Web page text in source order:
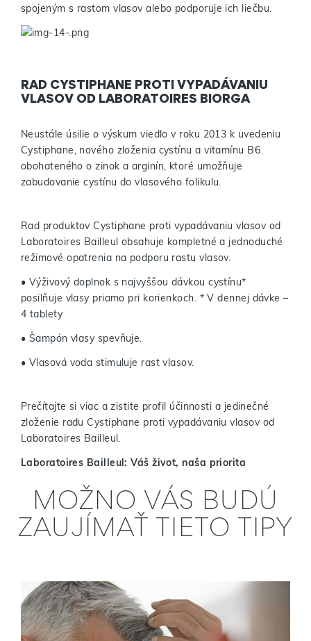
spojeným s rastom vlasov alebo podporuje ich liečbu.
RAD CYSTIPHANE PROTI VYPADÁVANIU
VLASOV OD LABORATOIRES BIORGA
Neustále úsilie o výskum viedlo v roku 2013 k uvedeniu
Cystiphane, nového zloženia cystínu a vitamínu B6
obohateného o zinok a arginín, ktoré umožňuje
zabudovanie cystínu do vlasového folikulu.
Rad produktov Cystiphane proti vypadávaniu vlasov od
Laboratoires Bailleul obsahuje kompletné a jednoduché
režimové opatrenia na podporu rastu vlasov.
• Výživový doplnok s najvyššou dávkou cystínu*
posilňuje vlasy priamo pri korienkoch. * V dennej dávke –
4 tablety
• Šampón vlasy spevňuje.
• Vlasová voda stimuluje rast vlasov.
Prečítajte si viac a zistite profil účinnosti a jedinečné
zloženie radu Cystiphane proti vypadávaniu vlasov od
Laboratoires Bailleul.
Laboratoires Bailleul: Váš život, naša priorita
MOŽNO VÁS BUDÚ
ZAUJÍMAŤ TIETO TIPY